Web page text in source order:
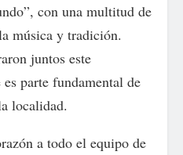
con una multitud de
música y tradición.
juntos este
parte fundamental de
localidad.
a todo el equipo de